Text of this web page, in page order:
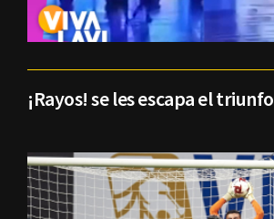
¡Rayos! se les escapa el triunfo